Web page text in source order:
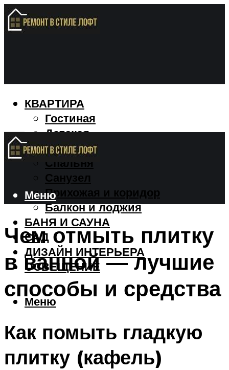
КВАРТИРА
Гостиная
Детская
Кухня
Спальня
Санузел
Прихожая и коридор
Балкон и лоджия
БАНЯ И САУНА
САД
ДИЗАЙН ИНТЕРЬЕРА
ОСВЕЩЕНИЕ
Меню
Меню
Чем отмыть плитку
в ванной — лучшие
способы и средства
Как помыть гладкую
плитку (кафель)